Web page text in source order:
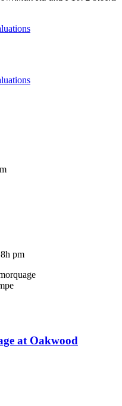
pm
at Oakwood